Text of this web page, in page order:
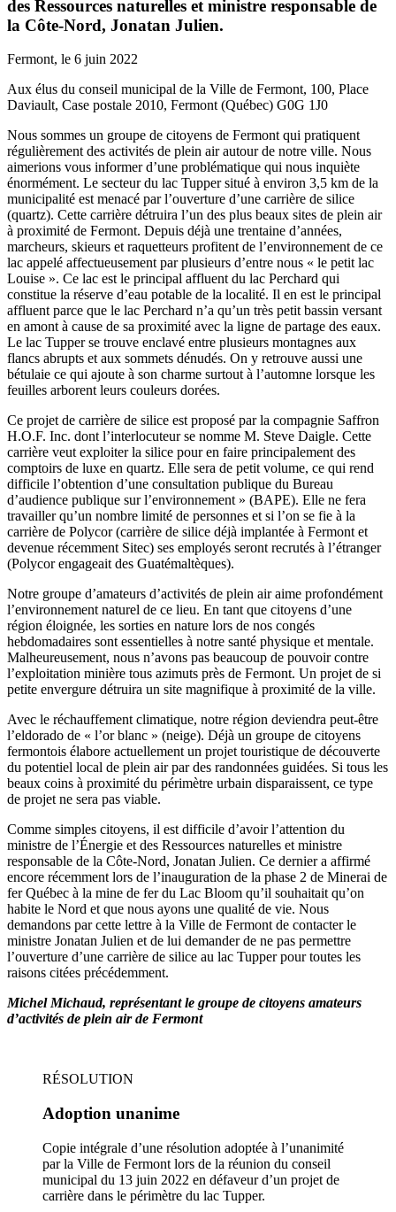
des Ressources naturelles et ministre responsable de
la Côte-Nord, Jonatan Julien.
Fermont, le 6 juin 2022
Aux élus du conseil municipal de la Ville de Fermont, 100, Place
Daviault, Case postale 2010, Fermont (Québec) G0G 1J0
Nous sommes un groupe de citoyens de Fermont qui pratiquent
régulièrement des activités de plein air autour de notre ville. Nous
aimerions vous informer d’une problématique qui nous inquiète
énormément. Le secteur du lac Tupper situé à environ 3,5 km de la
municipalité est menacé par l’ouverture d’une carrière de silice
(quartz). Cette carrière détruira l’un des plus beaux sites de plein air
à proximité de Fermont. Depuis déjà une trentaine d’années,
marcheurs, skieurs et raquetteurs profitent de l’environnement de ce
lac appelé affectueusement par plusieurs d’entre nous « le petit lac
Louise ». Ce lac est le principal affluent du lac Perchard qui
constitue la réserve d’eau potable de la localité. Il en est le principal
affluent parce que le lac Perchard n’a qu’un très petit bassin versant
en amont à cause de sa proximité avec la ligne de partage des eaux.
Le lac Tupper se trouve enclavé entre plusieurs montagnes aux
flancs abrupts et aux sommets dénudés. On y retrouve aussi une
bétulaie ce qui ajoute à son charme surtout à l’automne lorsque les
feuilles arborent leurs couleurs dorées.
Ce projet de carrière de silice est proposé par la compagnie Saffron
H.O.F. Inc. dont l’interlocuteur se nomme M. Steve Daigle. Cette
carrière veut exploiter la silice pour en faire principalement des
comptoirs de luxe en quartz. Elle sera de petit volume, ce qui rend
difficile l’obtention d’une consultation publique du Bureau
d’audience publique sur l’environnement » (BAPE). Elle ne fera
travailler qu’un nombre limité de personnes et si l’on se fie à la
carrière de Polycor (carrière de silice déjà implantée à Fermont et
devenue récemment Sitec) ses employés seront recrutés à l’étranger
(Polycor engageait des Guatémaltèques).
Notre groupe d’amateurs d’activités de plein air aime profondément
l’environnement naturel de ce lieu. En tant que citoyens d’une
région éloignée, les sorties en nature lors de nos congés
hebdomadaires sont essentielles à notre santé physique et mentale.
Malheureusement, nous n’avons pas beaucoup de pouvoir contre
l’exploitation minière tous azimuts près de Fermont. Un projet de si
petite envergure détruira un site magnifique à proximité de la ville.
Avec le réchauffement climatique, notre région deviendra peut-être
l’eldorado de « l’or blanc » (neige). Déjà un groupe de citoyens
fermontois élabore actuellement un projet touristique de découverte
du potentiel local de plein air par des randonnées guidées. Si tous les
beaux coins à proximité du périmètre urbain disparaissent, ce type
de projet ne sera pas viable.
Comme simples citoyens, il est difficile d’avoir l’attention du
ministre de l’Énergie et des Ressources naturelles et ministre
responsable de la Côte-Nord, Jonatan Julien. Ce dernier a affirmé
encore récemment lors de l’inauguration de la phase 2 de Minerai de
fer Québec à la mine de fer du Lac Bloom qu’il souhaitait qu’on
habite le Nord et que nous ayons une qualité de vie. Nous
demandons par cette lettre à la Ville de Fermont de contacter le
ministre Jonatan Julien et de lui demander de ne pas permettre
l’ouverture d’une carrière de silice au lac Tupper pour toutes les
raisons citées précédemment.
Michel Michaud, représentant le groupe de citoyens amateurs
d’activités de plein air de Fermont
RÉSOLUTION
Adoption unanime
Copie intégrale d’une résolution adoptée à l’unanimité
par la Ville de Fermont lors de la réunion du conseil
municipal du 13 juin 2022 en défaveur d’un projet de
carrière dans le périmètre du lac Tupper.